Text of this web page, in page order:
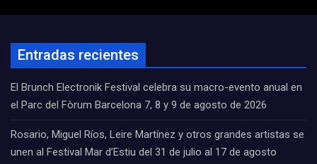
Entradas recientes
El Brunch Electronik Festival celebra su macro-evento anual en
el Parc del Fòrum Barcelona 7, 8 y 9 de agosto de 2026
Rosario, Miguel Ríos, Leire Martínez y otros grandes artistas se
unen al Festival Mar d’Estiu del 31 de julio al 17 de agosto